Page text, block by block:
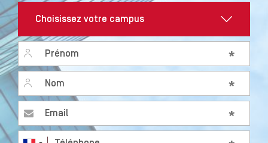
Prénom *
Nom
Email *
Téléphone*